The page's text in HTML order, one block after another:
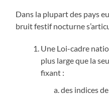
Dans la plupart des pays
bruit festif nocturne
Une Loi-cadre
plus large que la
fixant :
des indices